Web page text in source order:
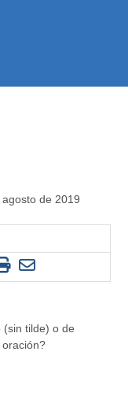
agosto de 2019
tilde) o de